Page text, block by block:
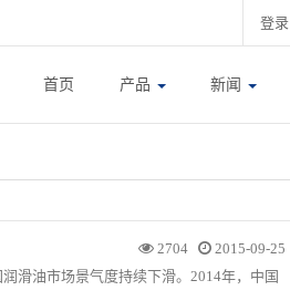
登录
首页 产品 新闻
2704
2015-09-25
滑油市场景气度持续下滑。2014年，中国